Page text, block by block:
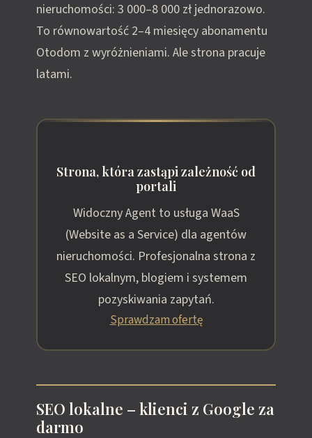
nieruchomości: 3 000–8 000 zł jednorazowo.
To równowartość 2–4 miesięcy abonamentu
Otodom z wyróżnieniami. Ale strona pracuje
latami.
Strona, która zastąpi zależność od
portali
Widoczny Agent to usługa WaaS
(Website as a Service) dla agentów
nieruchomości. Profesjonalna strona z
SEO lokalnym, blogiem i systemem
pozyskiwania zapytań.
Sprawdzam ofertę
SEO lokalne – klienci z Google za
darmo